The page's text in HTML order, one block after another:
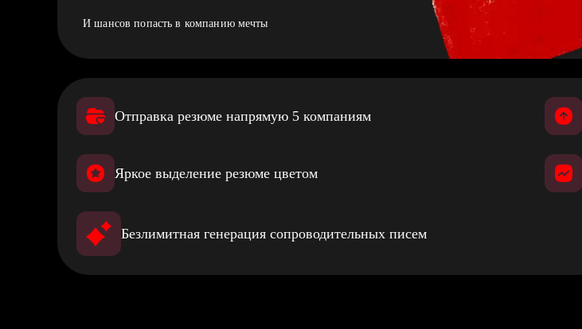
И шансов попасть в компанию мечты
Отправка резюме напрямую 5 компаниям
Яркое выделение резюме цветом
Безлимитная генерация сопроводительных писем